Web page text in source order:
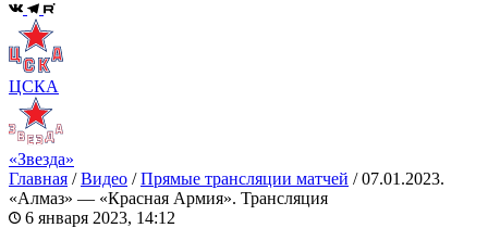
ЦСКА
«Звезда»
Главная /Видео /Прямые трансляции матчей /07.01.2023.
«Алмаз» — «Красная Армия». Трансляция
6 января 2023, 14:12